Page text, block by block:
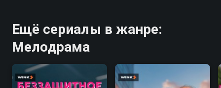
Ещё сериалы в жанре:
Мелодрама